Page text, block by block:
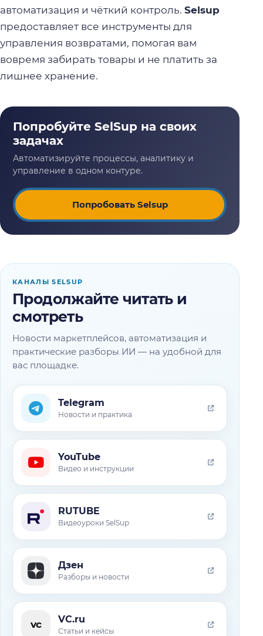
автоматизация и чёткий контроль. Selsup
предоставляет все инструменты для
управления возвратами, помогая вам
вовремя забирать товары и не платить за
лишнее хранение.
Попробовать Selsup
КАНАЛЫ SELSUP
Продолжайте читать и
смотреть
Новости маркетплейсов, автоматизация и
практические разборы ИИ — на удобной для
вас площадке.
Telegram
Новости и практика
YouTube
Видео и инструкции
RUTUBE
Видеоуроки SelSup
Дзен
Разборы и новости
vc VC.ru
Статьи и кейсы